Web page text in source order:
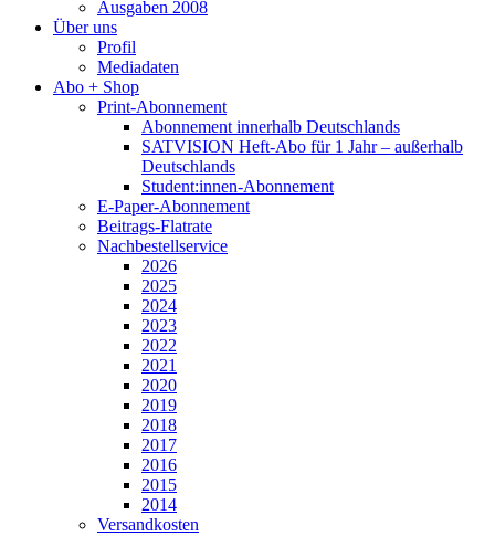
Ausgaben 2008
Über uns
Profil
Mediadaten
Abo + Shop
Print-Abonnement
Abonnement innerhalb Deutschlands
SATVISION Heft-Abo für 1 Jahr – außerhalb
Deutschlands
Student:innen-Abonnement
E-Paper-Abonnement
Beitrags-Flatrate
Nachbestellservice
2026
2025
2024
2023
2022
2021
2020
2019
2018
2017
2016
2015
2014
Versandkosten